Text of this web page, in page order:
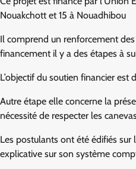
Nouakchott et 15 à Nouadhibou
Il comprend un renforcement
financement il y a des étapes à
L’objectif du soutien financier
Autre étape elle concerne la
nécessité de respecter les
Les postulants ont été édifiés sur
explicative sur son système